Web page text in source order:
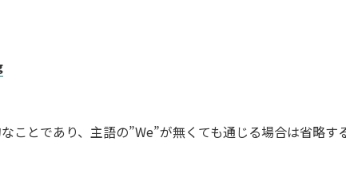
ことであり、主語の”We”が無くても通じる場合は省略す